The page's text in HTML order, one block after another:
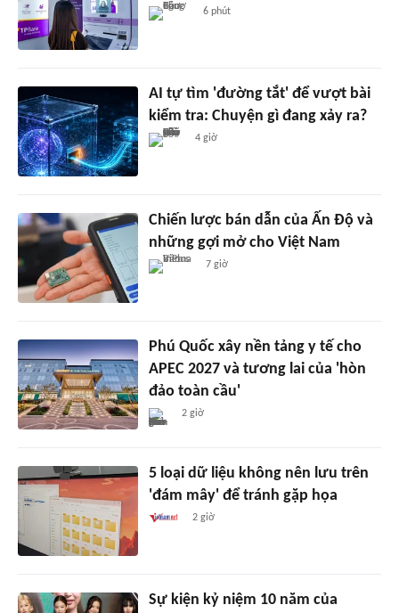
6 phút
AI tự tìm 'đường tắt' để vượt bài
kiểm tra: Chuyện gì đang xảy ra?
4 giờ
Chiến lược bán dẫn của Ấn Độ và
những gợi mở cho Việt Nam
7 giờ
Phú Quốc xây nền tảng y tế cho
APEC 2027 và tương lai của 'hòn
đảo toàn cầu'
2 giờ
5 loại dữ liệu không nên lưu trên
'đám mây' để tránh gặp họa
2 giờ
Sự kiện kỷ niệm 10 năm của